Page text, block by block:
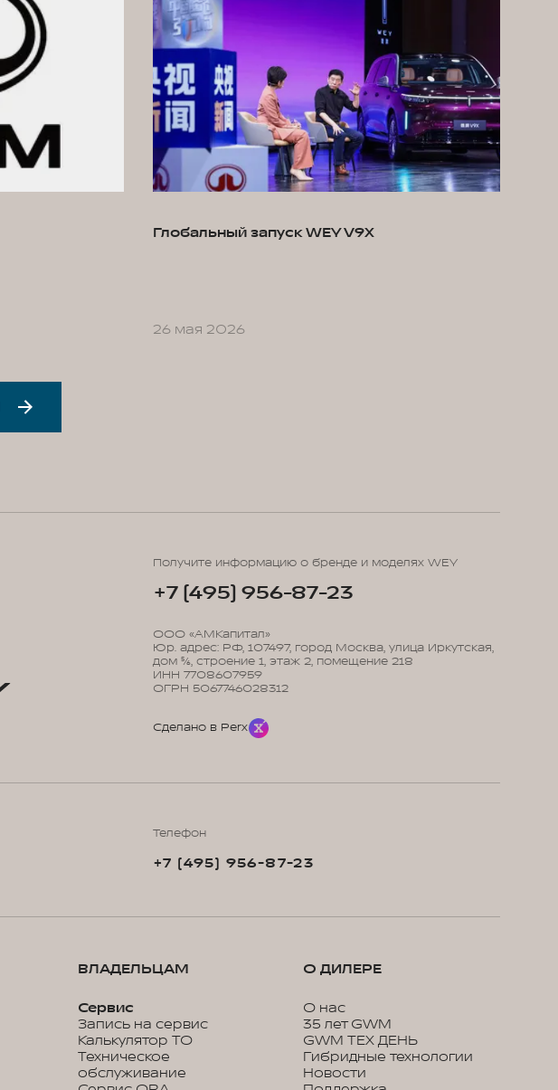
Глобальный запуск WEY V9X
26 мая 2026
Получите информацию о бренде и моделях WEY
+7 (495) 956-87-23
ООО «АМКапитал»
Юр. адрес: РФ, 107497, город Москва, улица Иркутская,
дом 5/6, строение 1, этаж 2, помещение 218
ИНН 7708607959
ОГРН 5067746028312
Сделано в Perx
Телефон
+7 (495) 956-87-23
ВЛАДЕЛЬЦАМ
Сервис
Запись на сервис
Калькулятор ТО
Техническое
обслуживание
О ДИЛЕРЕ
О нас
35 лет GWM
GWM ТЕХ ДЕНЬ
Гибридные технологии
Новости